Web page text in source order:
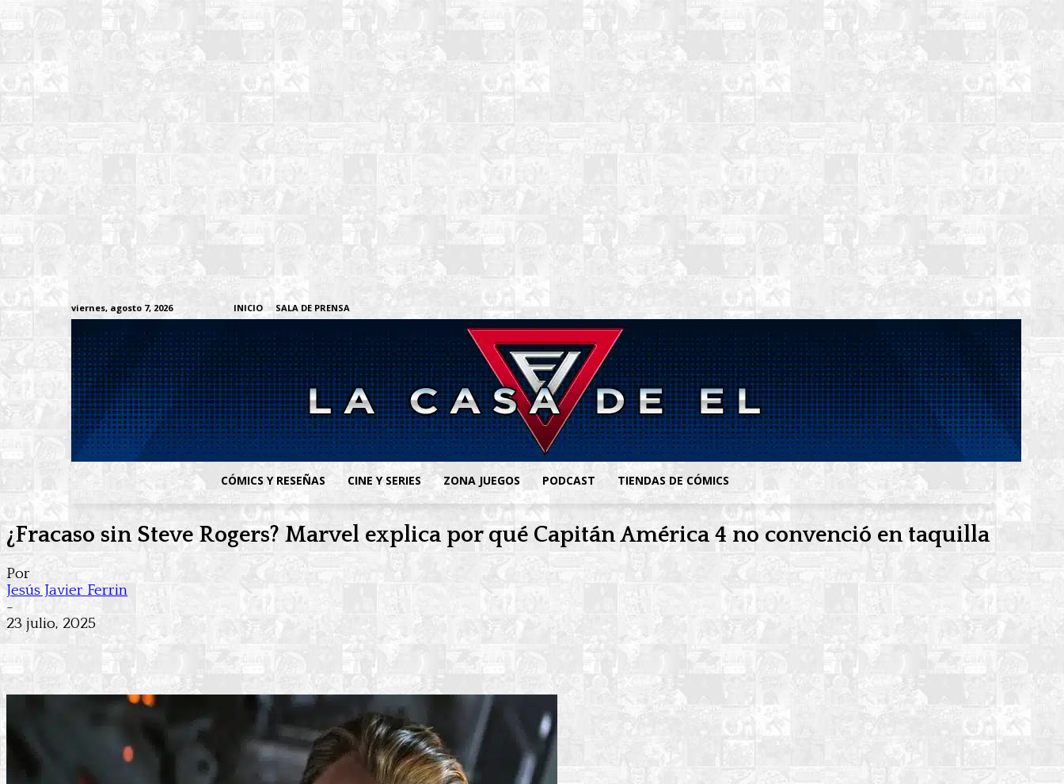
viernes, agosto 7, 2026 INICIO SALA DE PRENSA
CÓMICS Y RESEÑAS CINE Y SERIES ZONA JUEGOS PODCAST TIENDAS DE CÓMICS
¿Fracaso sin Steve Rogers? Marvel explica por qué Capitán América 4 no convenció en taquilla
Por
Jesús Javier Ferrin
-
23 julio, 2025